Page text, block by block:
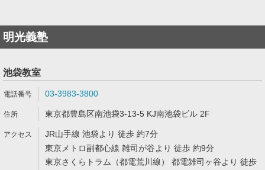
明光義塾
池袋教室
03-3983-3800
東京都豊島区南池袋3-13-5 KJ南池袋ビル 2F
JR山手線 池袋より 徒歩 約7分
東京メトロ副都心線 雑司が谷より 徒歩 約9分
東京さくらトラム（都電荒川線） 都電雑司ヶ谷より 徒歩